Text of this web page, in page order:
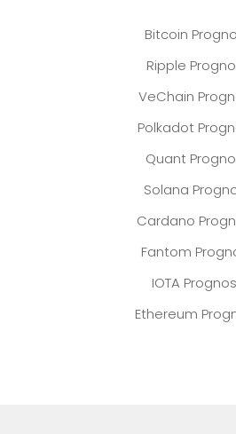
Bitcoin
Ripple
VeChain
Polkadot
Quant
Solana
Cardano
Fantom
IOTA
Ethereum